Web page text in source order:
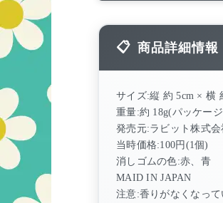
商品詳細情報
サイズ:縦 約 5cm × 横
重量:約 18g(パッケー
発売元:ラビット株式会
当時価格:100円(1個)
消しゴムの色:赤、青
MAID IN JAPAN
注意:香りがなくなって